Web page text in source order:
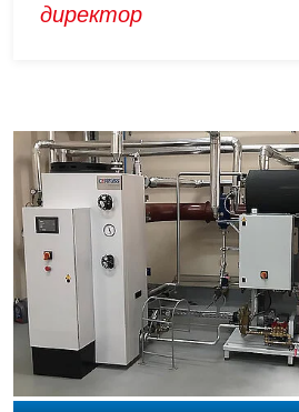
директор